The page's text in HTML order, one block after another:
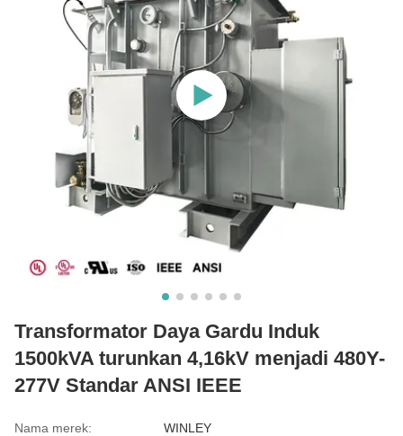
Transformator Daya Gardu Induk
1500kVA turunkan 4,16kV menjadi 480Y-
277V Standar ANSI IEEE
Nama merek: WINLEY